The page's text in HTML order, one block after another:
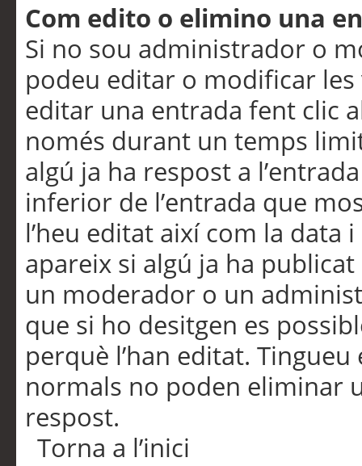
Com edito o elimino una
Si no sou administrador o
podeu editar o modificar
editar una entrada fent clic
només durant un temps
algú ja ha respost a
inferior de l’entrada que
l’heu editat així com la data
apareix si algú ja ha
un moderador o un
que si ho desitgen es
perquè l’han editat.
normals no poden eliminar
respost.
Torna a l’inici